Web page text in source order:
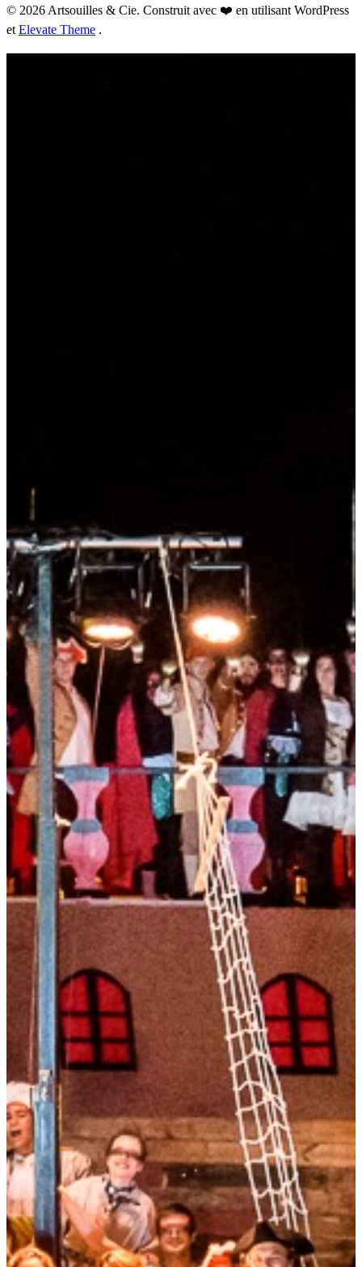
© 2026 Artsouilles & Cie. Construit avec ❤️ en utilisant WordPress
et Elevate Theme .